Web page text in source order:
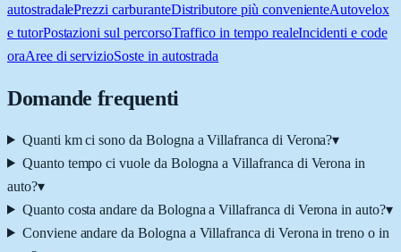
autostradalePrezzi carburanteDistributore più convenienteAutovelox
e tutorPostazioni sul percorsoTraffico in tempo realeIncidenti e code
oraAree di servizioSoste in autostrada
Domande frequenti
Quanti km ci sono da Bologna a Villafranca di Verona?▾
Quanto tempo ci vuole da Bologna a Villafranca di Verona in
auto?▾
Quanto costa andare da Bologna a Villafranca di Verona in auto?▾
Conviene andare da Bologna a Villafranca di Verona in treno o in